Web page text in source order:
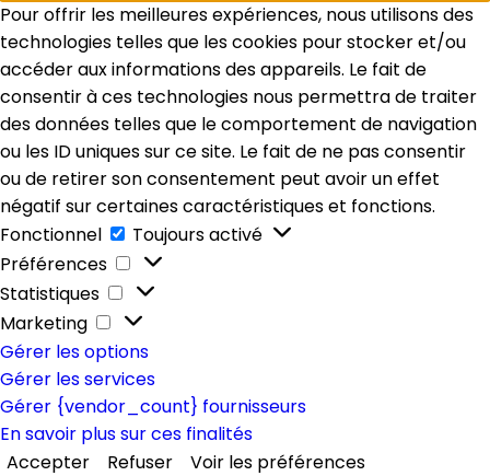
Pour offrir les meilleures expériences, nous utilisons des
technologies telles que les cookies pour stocker et/ou
accéder aux informations des appareils. Le fait de
consentir à ces technologies nous permettra de traiter
des données telles que le comportement de navigation
ou les ID uniques sur ce site. Le fait de ne pas consentir
ou de retirer son consentement peut avoir un effet
négatif sur certaines caractéristiques et fonctions.
Fonctionnel
Fonctionnel
Toujours activé
Préférences
Préférences
Statistiques
Statistiques
Marketing
Marketing
Gérer les options
Gérer les services
Gérer {vendor_count} fournisseurs
En savoir plus sur ces finalités
Accepter
Refuser
Voir les préférences